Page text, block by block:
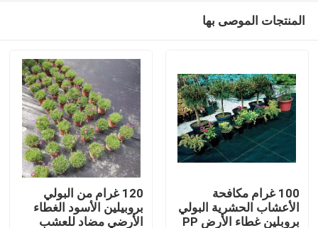
المنتجات الموصى بها
100 غرام مكافحة
الأعشاب الحشرية البولي
بروبلين غطاء الأرض PP
120 غرام من البولي
بروبيلين الأسود الغطاء
الأرضي مضاد للعشب